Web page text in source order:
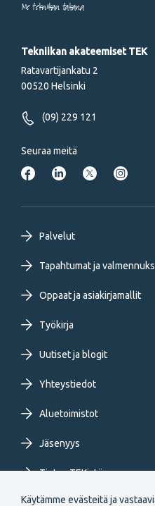
Käytämme evästeitä ja
Me tekniikan takana
Tekniikan akateemiset TEK
Ratavartijankatu 2
00520 Helsinki
(09) 229 121
Seuraa meitä
Footer
primary
menu
FI
Palvelut
Tapahtumat ja
Oppaat ja asiakirjamallit
Työkirja
Uutiset ja blogit
Yhteystiedot
Aluetoimistot
Jäsenyys
Tietoa TEKistä
Extranet